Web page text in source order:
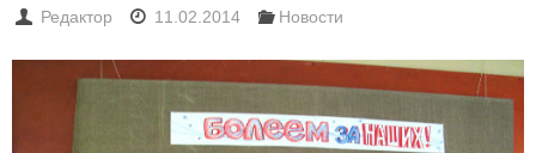
Редактор 11.02.2014 Новости